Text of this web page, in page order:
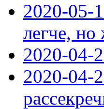
2020-05-
легче, но
2020-04-
2020-04-